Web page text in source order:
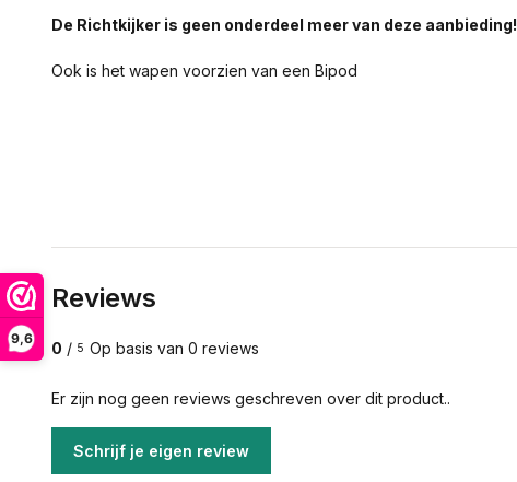
9,6
De Richtkijker is geen onderdeel meer van deze aanbieding!
Ook is het wapen voorzien van een Bipod
Reviews
0 / 5 Op basis van 0 reviews
Er zijn nog geen reviews geschreven over dit product..
Schrijf je eigen review